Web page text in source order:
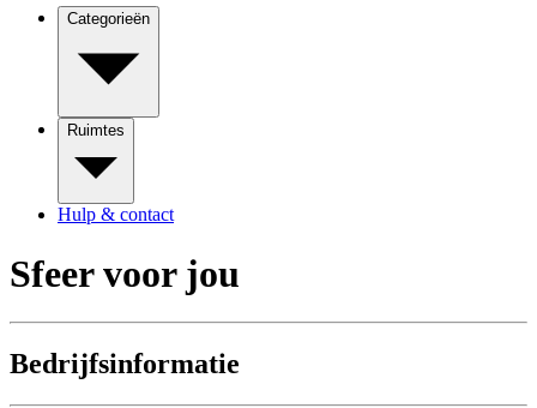
Categorieën
Ruimtes
Hulp & contact
Sfeer voor jou
Bedrijfsinformatie